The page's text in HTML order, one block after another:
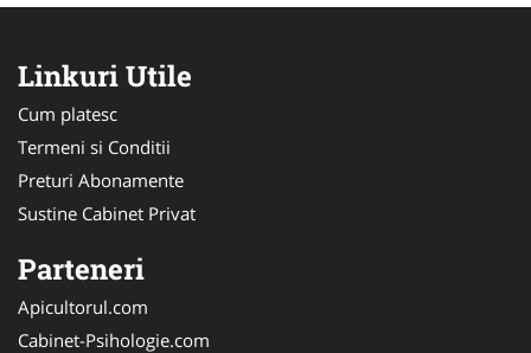
Linkuri Utile
Cum platesc
Termeni si Conditii
Preturi Abonamente
Sustine Cabinet Privat
Parteneri
Apicultorul.com
Cabinet-Psihologie.com